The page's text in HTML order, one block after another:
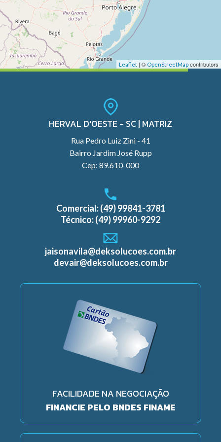
Leaflet | © OpenStreetMap contributors
HERVAL D'OESTE - SC | MATRIZ
Rua Pedro Luiz Zini - 41
Bairro Jardim José Rupp
Cep: 89.610-000
Comercial: (49) 99841-3781
Técnico: (49) 99960-9292
jaisonavila@deksolucoes.com.br
devair@deksolucoes.com.br
FACILIDADE NA NEGOCIAÇÃO
FINANCIE PELO BNDES FINAME